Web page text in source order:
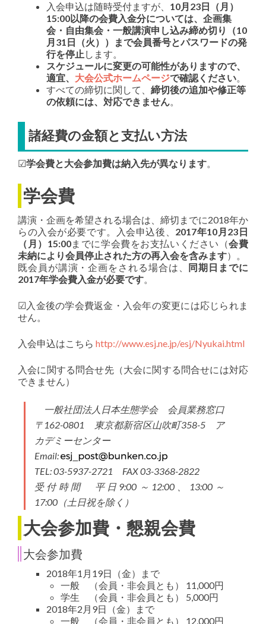
入会申込は随時受付ますが、 10月23日（月）
15:00以降の会費入金分については、企画集
会・自由集会・一般講演申し込み締め切り（10
月31日（火））まで会員番号とパスワードの発
行を停止 します。
スケジュールに変更の可能性がありますので、
適宜、 大会公式ホームページで確認ください。
すべての締切に関して、 締切後の追加や修正等
の依頼には、対応できません。
諸経費の金額と支払い方法
☑学会費と大会参加費は納入先が異なります。
学会費
講演・企画を希望される場合は、締切までに2018年か
らの入会が必要です。入会申込後、 2017年10月23日
（月）15:00までに学会費をお支払いください（会費
未納により会員停止された方の再入会を含みます）。
既会員が講演・企画をされる場合は、 同期日までに
2017年学会費入金が必要です。
☑入金後の学会費返金・入会年の変更には応じられま
せん。
入会申込はこちら http://www.esj.ne.jp/esj/Nyukai.html
入会に関する問合せ先（大会に関する問合せには対応
できません）
一般社団法人日本生態学会 会員業務窓口
〒162-0801 東京都新宿区山吹町358-5 ア
カデミーセンター
Email:
TEL: 03-5937-2721 FAX 03-3368-2822
受付時間 平日9:00～12:00、13:00～
17:00（土日祝を除く）
大会参加費・懇親会費
大会参加費
2018年1月19日（金）まで
一般 （会員・非会員とも） 11,000円
学生 （会員・非会員とも） 5,000円
2018年2月9日（金）まで
一般 （会員・非会員とも） 12,000円